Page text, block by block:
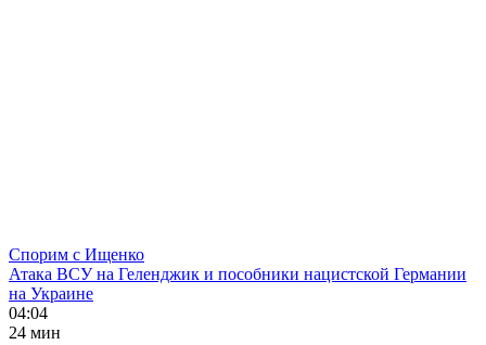
Спорим с Ищенко
Атака ВСУ на Геленджик и пособники нацистской Германии
на Украине
04:04
24 мин